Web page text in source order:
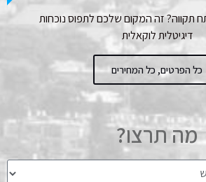
תקווה? זה המקום שלכם לתפוס נוכחות
דיגיטלית לוקאלית
כל הפרטים, כל המחירים
מה תרצו?